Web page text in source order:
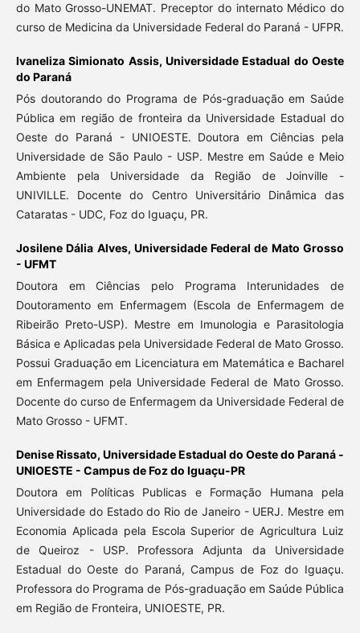
do Mato Grosso-UNEMAT. Preceptor do internato Médico do
curso de Medicina da Universidade Federal do Paraná - UFPR.
Ivaneliza Simionato Assis, Universidade Estadual do Oeste
do Paraná
Pós doutorando do Programa de Pós-graduação em Saúde
Pública em região de fronteira da Universidade Estadual do
Oeste do Paraná - UNIOESTE. Doutora em Ciências pela
Universidade de São Paulo - USP. Mestre em Saúde e Meio
Ambiente pela Universidade da Região de Joinville -
UNIVILLE. Docente do Centro Universitário Dinâmica das
Cataratas - UDC, Foz do Iguaçu, PR.
Josilene Dália Alves, Universidade Federal de Mato Grosso
- UFMT
Doutora em Ciências pelo Programa Interunidades de
Doutoramento em Enfermagem (Escola de Enfermagem de
Ribeirão Preto-USP). Mestre em Imunologia e Parasitologia
Básica e Aplicadas pela Universidade Federal de Mato Grosso.
Possui Graduação em Licenciatura em Matemática e Bacharel
em Enfermagem pela Universidade Federal de Mato Grosso.
Docente do curso de Enfermagem da Universidade Federal de
Mato Grosso - UFMT.
Denise Rissato, Universidade Estadual do Oeste do Paraná -
UNIOESTE - Campus de Foz do Iguaçu-PR
Doutora em Políticas Publicas e Formação Humana pela
Universidade do Estado do Rio de Janeiro - UERJ. Mestre em
Economia Aplicada pela Escola Superior de Agricultura Luiz
de Queiroz - USP. Professora Adjunta da Universidade
Estadual do Oeste do Paraná, Campus de Foz do Iguaçu.
Professora do Programa de Pós-graduação em Saúde Pública
em Região de Fronteira, UNIOESTE, PR.